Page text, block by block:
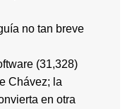
no tan breve
(31,328)
Chávez; la
en otra